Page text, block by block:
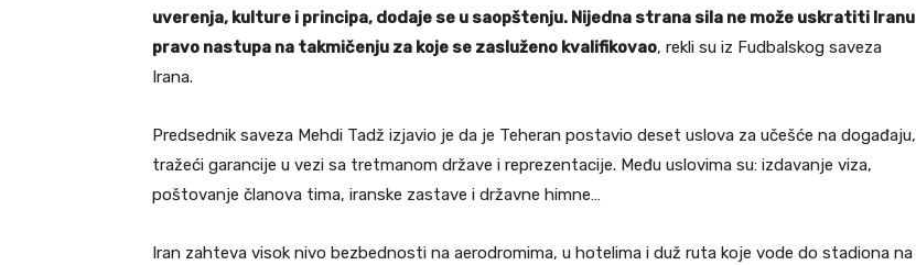
uverenja, kulture i principa, dodaje se u saopštenju. Nijedna strana sila ne može uskratiti Iranu
pravo nastupa na takmičenju za koje se zasluženo kvalifikovao, rekli su iz Fudbalskog saveza
Irana.
Predsednik saveza Mehdi Tadž izjavio je da je Teheran postavio deset uslova za učešće na događaju,
tražeći garancije u vezi sa tretmanom države i reprezentacije. Među uslovima su: izdavanje viza,
poštovanje članova tima, iranske zastave i državne himne…
Iran zahteva visok nivo bezbednosti na aerodromima, u hotelima i duž ruta koje vode do stadiona na